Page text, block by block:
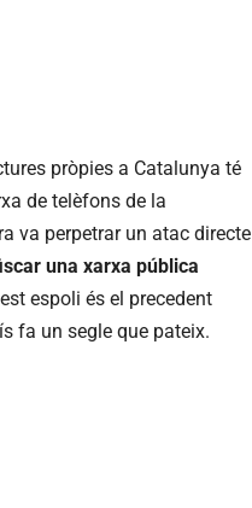
pròpies a Catalunya té
de telèfons de la
va perpetrar un atac directe
una xarxa pública
espoli és el precedent
fa un segle que pateix.